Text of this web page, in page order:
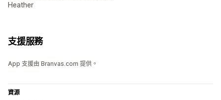
Heather
支援服務
App 支援由 Branvas.com 提供。
資源